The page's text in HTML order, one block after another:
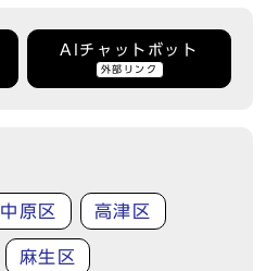
AIチャットボット
外部リンク
中原区 高津区
麻生区